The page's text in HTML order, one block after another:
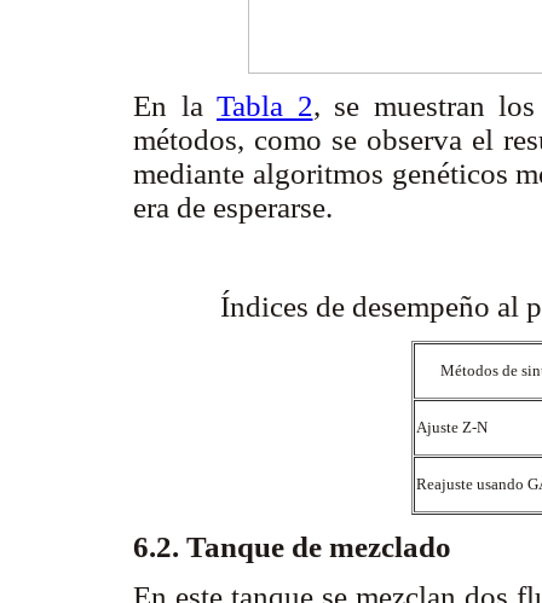
En la Tabla 2, se muestran
métodos, como se observa el
mediante algoritmos genéticos
era de esperarse.
Índices de desempeño
Métodos de
Ajuste Z-N
Reajuste usando
6.2. Tanque de mezclado
En este tanque se mezclan dos